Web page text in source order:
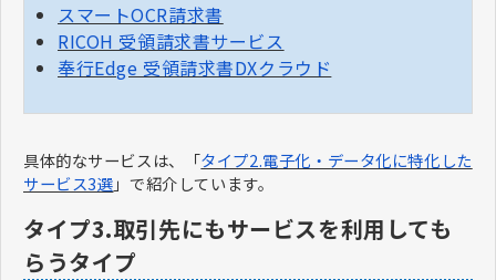
スマートOCR請求書
RICOH 受領請求書サービス
奉行Edge 受領請求書DXクラウド
具体的なサービスは、「タイプ2.電子化・データ化に特化した
サービス3選」で紹介しています。
タイプ3.取引先にもサービスを利用しても
らうタイプ